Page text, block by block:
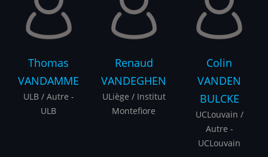
Thomas
VANDAMME
ULB / Autre -
ULB
Renaud
VANDEGHEN
ULiège / Institut
Montefiore
Colin
VANDEN
BULCKE
UCLouvain /
Autre -
UCLouvain